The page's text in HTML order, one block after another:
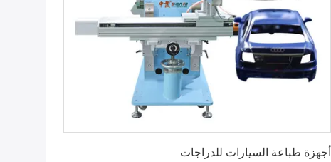
أجهزة طباعة السيارات للدراجات